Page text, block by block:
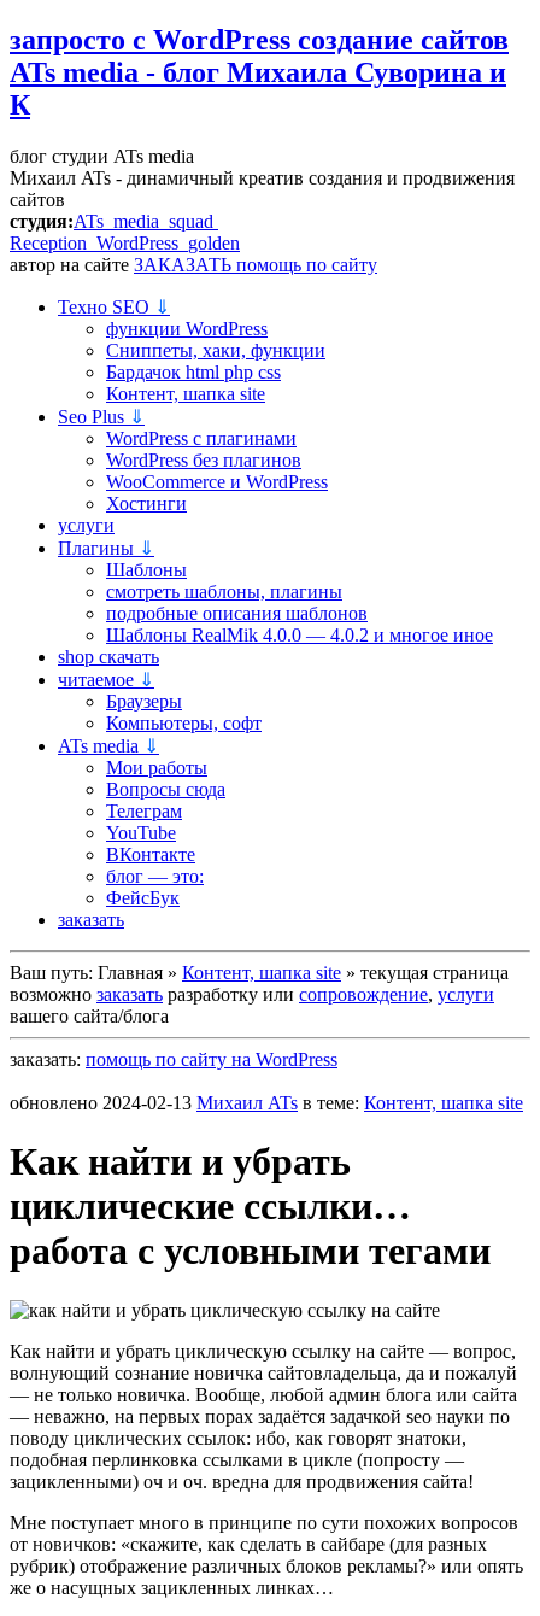
запросто с WordPress создание сайтов
ATs media - блог Михаила Суворина и
К
блог студии ATs media
Михаил ATs - динамичный креатив создания и продвижения
сайтов
студия:ATs media squad
Reception WordPress golden
автор на сайте ЗАКАЗАТЬ помощь по сайту
Техно SEO ⇓
функции WordPress
Сниппеты, хаки, функции
Бардачок html php css
Контент, шапка site
Seo Plus ⇓
WordPress c плагинами
WordPress без плагинов
WooCommerce и WordPress
Хостинги
услуги
Плагины ⇓
Шаблоны
смотреть шаблоны, плагины
подробные описания шаблонов
Шаблоны RealMik 4.0.0 — 4.0.2 и многое иное
shop скачать
читаемое ⇓
Браузеры
Компьютеры, софт
ATs media ⇓
Мои работы
Вопросы сюда
Телеграм
YouTube
ВКонтакте
блог — это:
ФейсБук
заказать
Ваш путь: Главная » Контент, шапка site » текущая страница
возможно заказать разработку или сопровождение, услуги
вашего сайта/блога
заказать: помощь по сайту на WordPress
обновлено 2024-02-13 Михаил ATs в теме: Контент, шапка site
Как найти и убрать
циклические ссылки…
работа с условными тегами
Как найти и убрать циклическую ссылку на сайте — вопрос,
волнующий сознание новичка сайтовладельца, да и пожалуй
— не только новичка. Вообще, любой админ блога или сайта
— неважно, на первых порах задаётся задачкой seo науки по
поводу циклических ссылок: ибо, как говорят знатоки,
подобная перлинковка ссылками в цикле (попросту —
зацикленными) оч и оч. вредна для продвижения сайта!
Мне поступает много в принципе по сути похожих вопросов
от новичков: «скажите, как сделать в сайбаре (для разных
рубрик) отображение различных блоков рекламы?» или опять
же о насущных зацикленных линках…